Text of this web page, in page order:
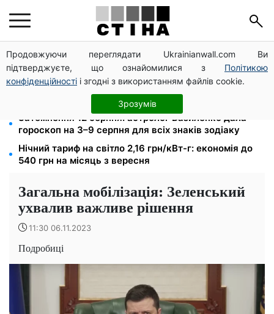
Продовжуючи переглядати Ukrainianwall.com Ви
підтверджуєте, що ознайомилися з Політикою
конфіденційності і згодні з використанням файлів cookie.
Зрозумів
Фейкові сайти сервісних центрів МВС: шахраї
виманюють гроші у водіїв перед виїздом за кордон
Пенсія по інвалідності III групи з вересня: від 2595
до 10 625 грн — хто скільки отримає
Затемнення 12 серпня: астролог Базиленко дала
гороскоп на 3–9 серпня для всіх знаків зодіаку
Нічний тариф на світло 2,16 грн/кВт-г: економія до
540 грн на місяць з вересня
Загальна мобілізація: Зеленський
ухвалив важливе рішення
11:30 06.11.2023
Подробиці